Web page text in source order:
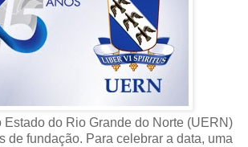
Estado do Rio Grande do Norte (UERN)
de fundação. Para celebrar a data, uma